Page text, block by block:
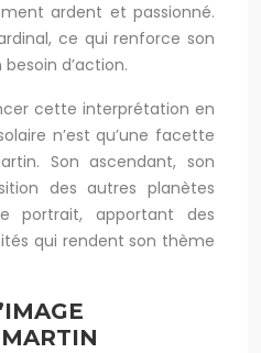
ardent et passionné.
ce qui renforce son
d’action.
cette interprétation en
n’est qu’une facette
Son ascendant, son
des autres planètes
portrait, apportant des
qui rendent son thème